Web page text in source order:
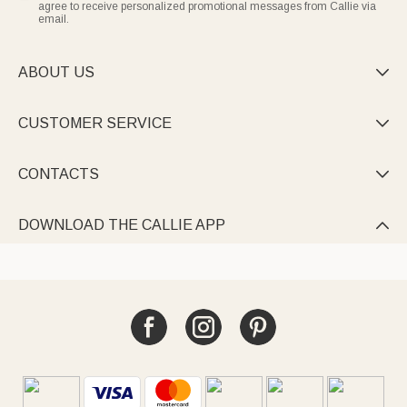
Verwöhnmomente im eigenen Zuhause.
auch nach vielen Wäschen strahlend schön, sodass jedes
Einzelstück zu einem dauerhaften Begleiter für die schönsten
agree to receive personalized promotional messages from Callie via
email.
ABOUT US 
CUSTOMER SERVICE 
CONTACTS 
DOWNLOAD THE CALLIE APP 